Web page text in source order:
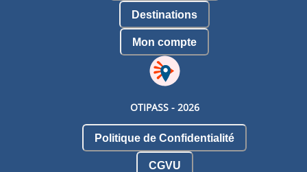
Destinations
Mon compte
OTIPASS - 2026
Politique de Confidentialité
CGVU